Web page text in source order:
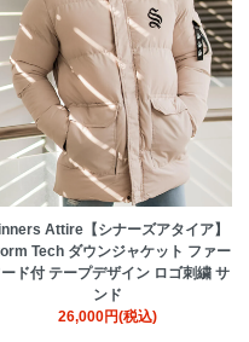
Attire【シナーズアタイア】
Tech ダウンジャケット ファー
ド付 テープデザイン ロゴ刺繍 サ
ンド
26,000円(税込)